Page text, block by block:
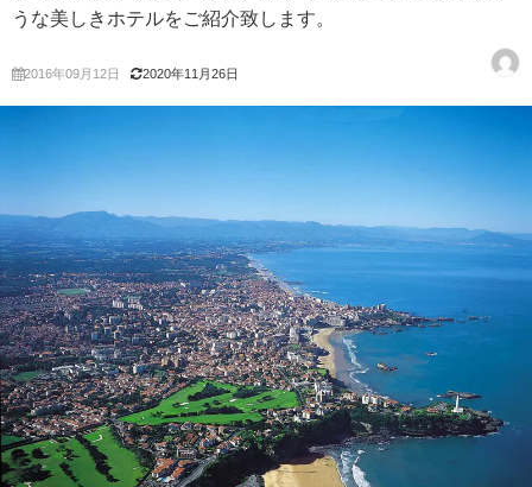
うな美しきホテルをご紹介致します。
2016年09月12日 2020年11月26日